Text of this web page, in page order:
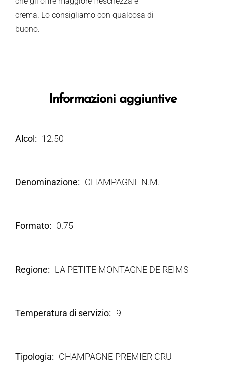
crema. Lo consigliamo con qualcosa di
buono.
Informazioni aggiuntive
Alcol 12.50
Denominazione CHAMPAGNE N.M.
Formato 0.75
Regione LA PETITE MONTAGNE DE REIMS
Temperatura di servizio 9
Tipologia CHAMPAGNE PREMIER CRU